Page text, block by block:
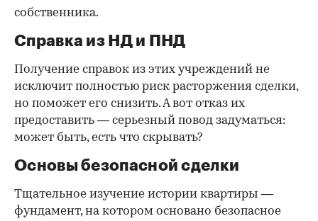
собственника.
Справка из НД и ПНД
Получение справок из этих учреждений не
исключит полностью риск расторжения сделки,
но поможет его снизить. А вот отказ их
предоставить — серьезный повод задуматься:
может быть, есть что скрывать?
Основы безопасной сделки
Тщательное изучение истории квартиры —
фундамент, на котором основано безопасное